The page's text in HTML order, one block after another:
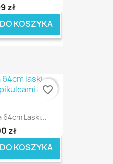
zł
DO KOSZYKA
64cm Laski...
zł
DO KOSZYKA
favorite_border